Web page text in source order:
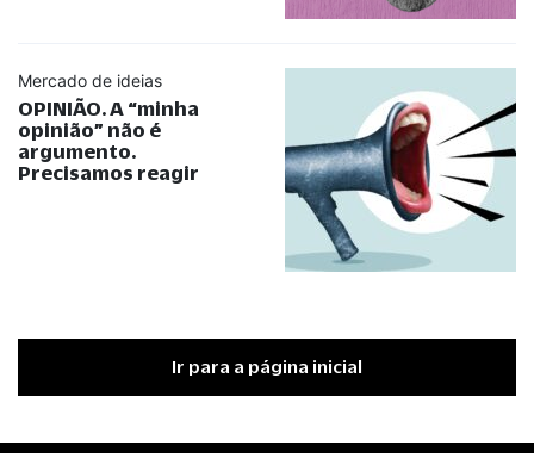
Mercado de ideias
OPINIÃO. A “minha
opinião” não é
argumento.
Precisamos reagir
Ir para a página inicial